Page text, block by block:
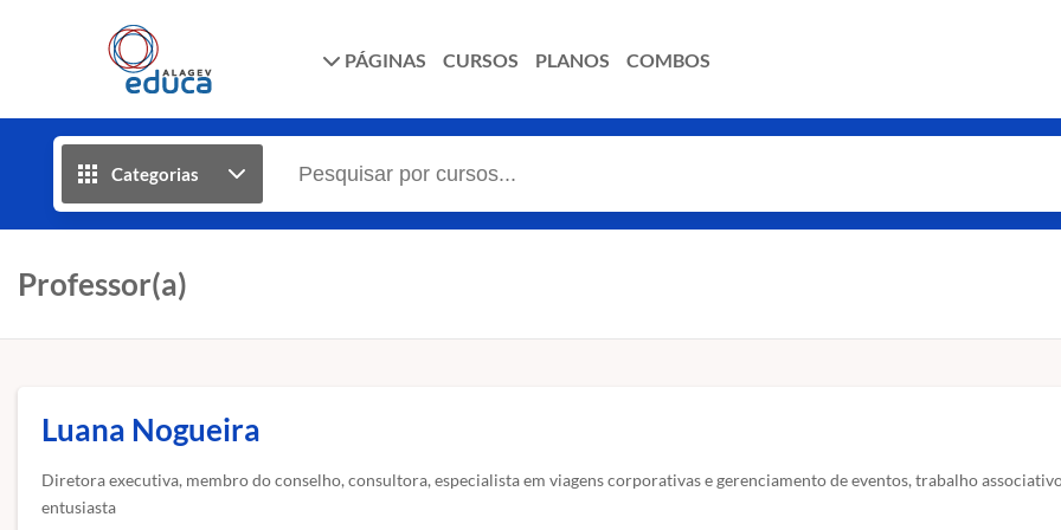
PÁGINAS CURSOS PLANOS COMBOS
Categorias
Professor(a)
Luana Nogueira
Diretora executiva, membro do conselho, consultora, especialista em viagens corporativas e gerenciamento de eventos, trabalho
entusiasta